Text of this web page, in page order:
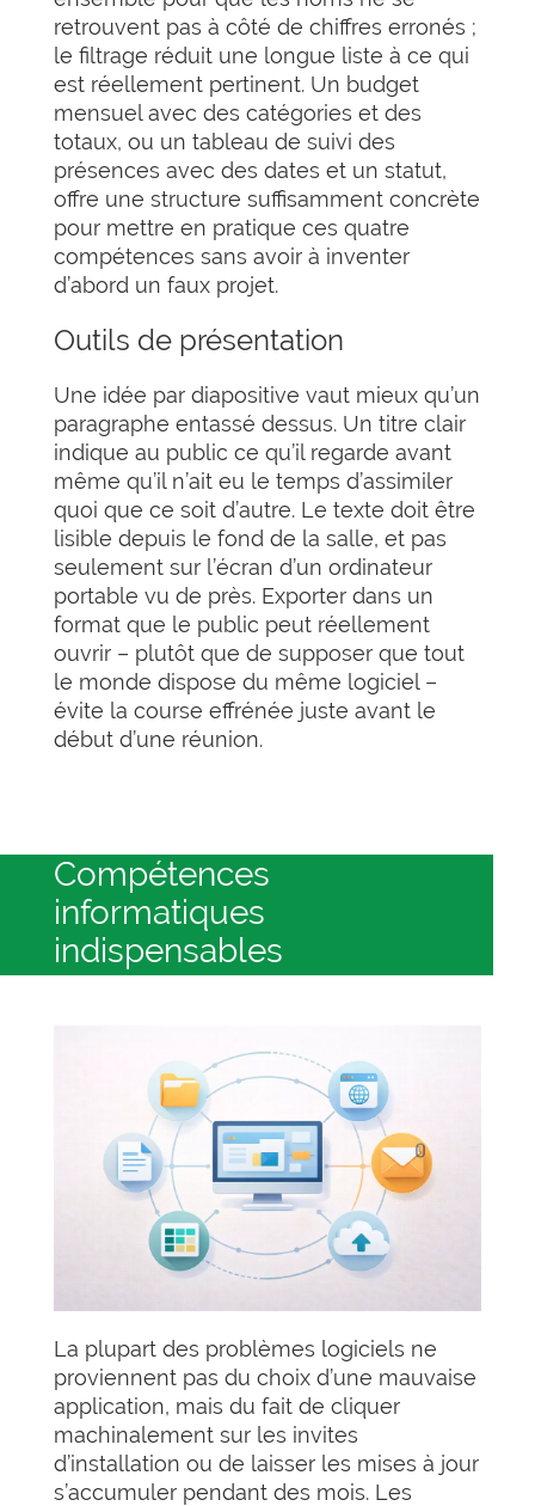
retrouvent pas à côté de chiffres erronés ;
le filtrage réduit une longue liste à ce qui
est réellement pertinent. Un budget
mensuel avec des catégories et des
totaux, ou un tableau de suivi des
présences avec des dates et un statut,
offre une structure suffisamment concrète
pour mettre en pratique ces quatre
compétences sans avoir à inventer
d’abord un faux projet.
Outils de présentation
Une idée par diapositive vaut mieux qu’un
paragraphe entassé dessus. Un titre clair
indique au public ce qu’il regarde avant
même qu’il n’ait eu le temps d’assimiler
quoi que ce soit d’autre. Le texte doit être
lisible depuis le fond de la salle, et pas
seulement sur l’écran d’un ordinateur
portable vu de près. Exporter dans un
format que le public peut réellement
ouvrir – plutôt que de supposer que tout
le monde dispose du même logiciel –
évite la course effrénée juste avant le
début d’une réunion.
Compétences
informatiques
indispensables
La plupart des problèmes logiciels ne
proviennent pas du choix d’une mauvaise
application, mais du fait de cliquer
machinalement sur les invites
d’installation ou de laisser les mises à jour
s’accumuler pendant des mois. Les